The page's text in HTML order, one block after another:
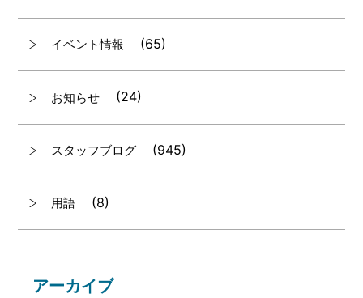
イベント情報 (65)
お知らせ (24)
スタッフブログ (945)
用語 (8)
アーカイブ